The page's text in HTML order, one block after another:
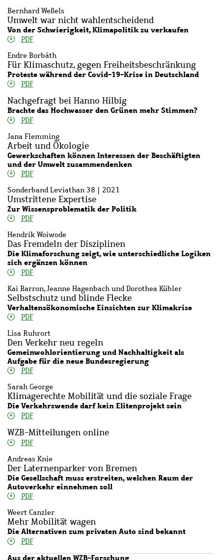
Bernhard Weßels
Umwelt war nicht wahlentscheidend
Von der Schwierigkeit, Klimapolitik zu verkaufen
PDF
Endre Borbáth
Für Klimaschutz, gegen Freiheitsbeschränkung
Proteste während der Covid-19-Krise in Deutschland
PDF
Nachgefragt bei Hanno Hilbig
Brachte das Hochwasser den Grünen mehr Stimmen?
PDF
Jana Flemming
Arbeit und Ökologie
Gewerkschaften können Interessen der Beschäftigten
und der Umwelt zusammendenken
PDF
Sonderband Leviathan 38 | 2021
Umstrittene Expertise
Zur Wissensproblematik der Politik
PDF
Hendrik Woiwode
Das Fremdeln der Disziplinen
Die Klimaforschung zeigt, wie unterschiedliche Logiken
sich ergänzen können
PDF
Kai Barron, Jeanne Hagenbach und Dorothea Kübler
Selbstschutz und blinde Flecke
Verhaltensökonomische Einsichten zur Klimakrise
PDF
Lisa Ruhrort
Den Verkehr neu regeln
Gemeinwohlorientierung und Nachhaltigkeit als
Aufgabe für die neue Bundesregierung
PDF
Sarah George
Klimagerechte Mobilität und die soziale Frage
Die Verkehrswende darf kein Elitenprojekt sein
PDF
WZB-Mitteilungen online
PDF
Andreas Knie
Der Laternenparker von Bremen
Die Gesellschaft muss erstreiten, welchen Raum der
Autoverkehr einnehmen soll
PDF
Weert Canzler
Mehr Mobilität wagen
Die Alternativen zum privaten Auto sind bekannt
PDF
Aus der aktuellen WZB-Forschung